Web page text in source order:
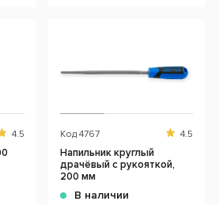
4.5 Код 4767 4.5
Напильник круглый
драчёвый с рукояткой,
200 мм
В наличии